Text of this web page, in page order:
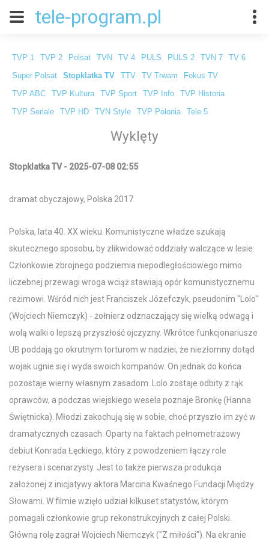
tele-program.pl
TVP 1 TVP 2 Polsat TVN TV 4 PULS PULS 2 TVN 7 TV 6
Super Polsat Stopklatka TV TTV TV Trwam Fokus TV
TVP ABC TVP Kultura TVP Sport TVP Info TVP Historia
TVP Seriale TVP HD TVN Style TVP Polonia Tele 5
Wyklęty
Stopklatka TV - 2025-07-08 02:55
dramat obyczajowy, Polska 2017
Polska, lata 40. XX wieku. Komunistyczne władze szukają
skutecznego sposobu, by zlikwidować oddziały walczące w lesie.
Członkowie zbrojnego podziemia niepodległościowego mimo
liczebnej przewagi wroga wciąż stawiają opór komunistycznemu
reżimowi. Wśród nich jest Franciszek Józefczyk, pseudonim "Lolo"
(Wojciech Niemczyk) - żołnierz odznaczający się wielką odwagą i
wolą walki o lepszą przyszłość ojczyzny. Wkrótce funkcjonariusze
UB poddają go okrutnym torturom w nadziei, że niezłomny dotąd
wojak ugnie się i wyda swoich kompanów. On jednak do końca
pozostaje wierny własnym zasadom. Lolo zostaje odbity z rąk
oprawców, a podczas wiejskiego wesela poznaje Bronkę (Hanna
Świętnicka). Młodzi zakochują się w sobie, choć przyszło im żyć w
dramatycznych czasach. Oparty na faktach pełnometrażowy
debiut Konrada Łęckiego, który z powodzeniem łączy role
reżysera i scenarzysty. Jest to także pierwsza produkcja
założonej z inicjatywy aktora Marcina Kwaśnego Fundacji Między
Słowami. W filmie wzięło udział kilkuset statystów, którym
pomagali członkowie grup rekonstrukcyjnych z całej Polski.
Główną rolę zagrał Wojciech Niemczyk ("Z miłości"). Na ekranie